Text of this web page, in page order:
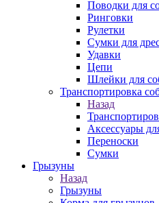
Поводки для
Ринговки
Рулетки
Сумки для
Удавки
Цепи
Шлейки для
Транспортировка
Назад
Аксессуары
Переноски
Сумки
Грызуны
Назад
Грызуны